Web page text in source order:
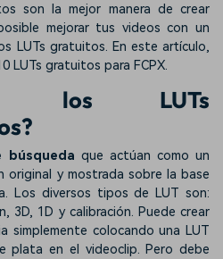
son la mejor manera de crear
mejorar tus videos con un
LUTs gratuitos. En este artículo,
LUTs gratuitos para FCPX.
los LUTs
búsqueda que actúan como un
original y mostrada sobre la base
Los diversos tipos de LUT son:
3D, 1D y calibración. Puede crear
simplemente colocando una LUT
plata en el videoclip. Pero debe